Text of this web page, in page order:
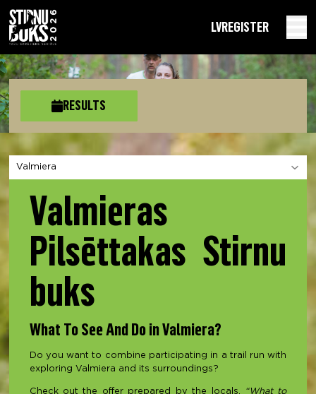
LVREGISTER
RESULTS
Choose a section
Valmieras
Pilsēttakas Stirnu
buks
What To See And Do in Valmiera?
Do you want to combine participating in a trail run with
exploring Valmiera and its surroundings?
Check out the offer prepared by the locals,
“What to